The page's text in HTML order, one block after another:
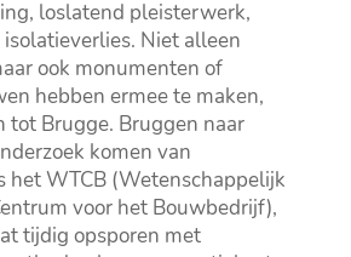
loslatend pleisterwerk,
Niet alleen
ook monumenten of
hebben ermee te maken,
tot Brugge.​ Bruggen naar
komen van
het WTCB (Wetenschappelijk
voor het Bouwbedrijf),
tijdig opsporen met